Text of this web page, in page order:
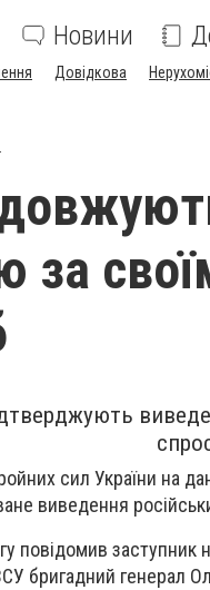
Новини
Довідкова
за
сил України на
виведення
повідомив заступник
бригадний генерал